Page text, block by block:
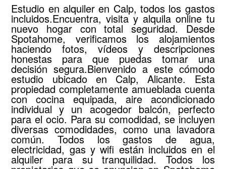
Estudio en alquiler en Calp, todos los gastos
incluidos.Encuentra, visita y alquila online tu
nuevo hogar con total seguridad. Desde
Spotahome, verificamos los alojamientos
haciendo fotos, vídeos y descripciones
honestas para que puedas tomar una
decisión segura.Bienvenido a este cómodo
estudio ubicado en Calp, Alicante. Esta
propiedad completamente amueblada cuenta
con cocina equipada, aire acondicionado
individual y un acogedor balcón, perfecto
para el ocio. Para su comodidad, se incluyen
diversas comodidades, como una lavadora
común. Todos los gastos de agua,
electricidad, gas y wifi están incluidos en el
alquiler para su tranquilidad. Todos los